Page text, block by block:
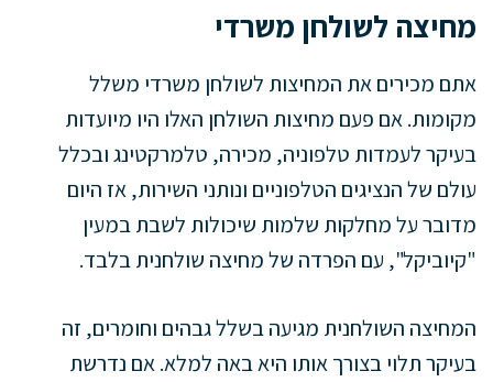
מחיצה לשולחן משרדי
אתם מכירים את המחיצות לשולחן משרדי משלל
מקומות. אם פעם מחיצות השולחן האלו היו מיועדות
בעיקר לעמדות טלפוניה, מכירה, טלמרקטינג ובכלל
עולם של הנציגים הטלפוניים ונותני השירות, אז היום
מדובר על מחלקות שלמות שיכולות לשבת במעין
"קיוביקל", עם הפרדה של מחיצה שולחנית בלבד.
המחיצה השולחנית מגיעה בשלל גבהים וחומרים, זה
בעיקר תלוי בצורך אותו היא באה למלא. אם נדרשת